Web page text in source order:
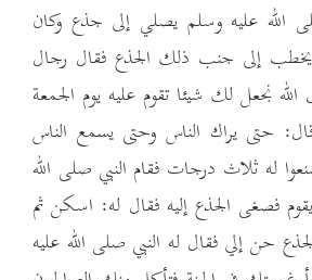
الله عليه وسلم يصلي إلى جذع وكان
يخطب إلى جنب ذلك الجذع فقال رجال
نجعل لك شيئا تقوم عليه يوم الجمعة
حتى يراك الناس وحتى يسمع الناس
له ثلاث درجات فقام النبي صلى الله
فصغى الجذع إليه فقال له: اسكن ثم
حن إلي فقال له النبي صلى الله عليه